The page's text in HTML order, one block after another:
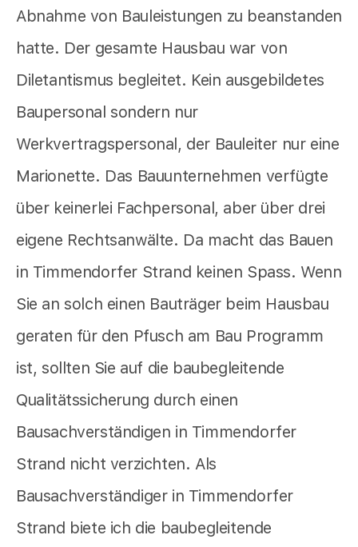
Abnahme von Bauleistungen zu beanstanden
hatte. Der gesamte Hausbau war von
Diletantismus begleitet. Kein ausgebildetes
Baupersonal sondern nur
Werkvertragspersonal, der Bauleiter nur eine
Marionette. Das Bauunternehmen verfügte
über keinerlei Fachpersonal, aber über drei
eigene Rechtsanwälte. Da macht das Bauen
in Timmendorfer Strand keinen Spass. Wenn
Sie an solch einen Bauträger beim Hausbau
geraten für den Pfusch am Bau Programm
ist, sollten Sie auf die baubegleitende
Qualitätssicherung durch einen
Bausachverständigen in Timmendorfer
Strand nicht verzichten. Als
Bausachverständiger in Timmendorfer
Strand biete ich die baubegleitende